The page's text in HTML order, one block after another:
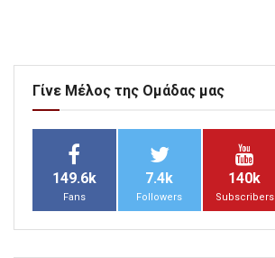
Γίνε Μέλος της Ομάδας μας
149.6k
Fans
7.4k
Followers
140k
Subscribers